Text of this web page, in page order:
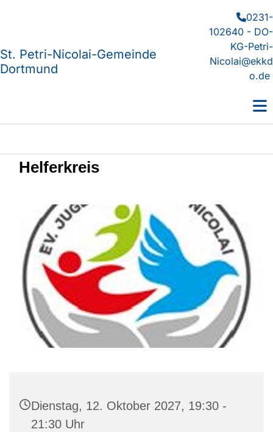
St. Petri-Nicolai-Gemeinde
Dortmund
0231-
102640 - DO-
KG-Petri-
Nicolai@ekkd
o.de
Helferkreis
Dienstag, 12. Oktober 2027, 19:30 -
21:30 Uhr